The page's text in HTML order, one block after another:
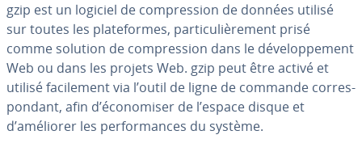
gzip est un logiciel de com­pres­sion de données utilisé
sur toutes les pla­te­formes, par­ti­cu­liè­re­ment prisé
comme solution de com­pres­sion dans le dé­ve­lop­pe­ment
Web ou dans les projets Web. gzip peut être activé et
utilisé fa­ci­le­ment via l’outil de ligne de commande cor­res­
pon­dant, afin d’éco­no­mi­ser de l’espace disque et
d’améliorer les per­for­mances du système.